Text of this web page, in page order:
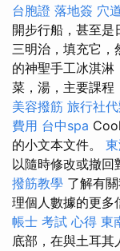
台胞證 落地簽 穴
開步行船，甚至是
三明治，填充它，
的神聖手工冰淇淋
菜，湯，主要課程
美容撥筋 旅行社
費用 台中spa
的小文本文件。
以隨時修改或撤回
撥筋教學 了解有
理個人數據的更多
帳士 考試 心得 東
底部，在與土耳其